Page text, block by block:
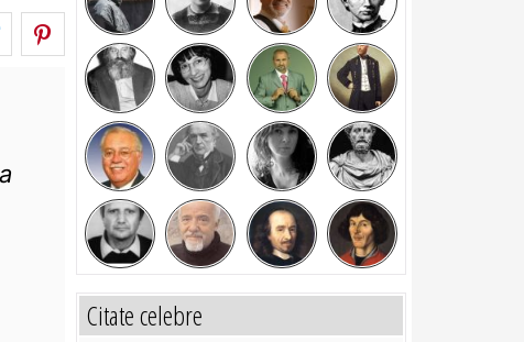
Citate celebre